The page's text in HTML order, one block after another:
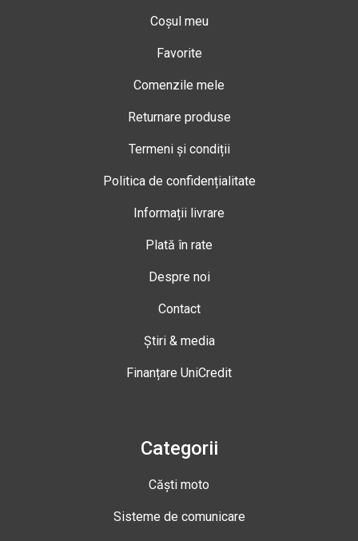
Coșul meu
Favorite
Comenzile mele
Returnare produse
Termeni și condiții
Politica de confidențialitate
Informații livrare
Plată în rate
Despre noi
Contact
Știri & media
Finanțare UniCredit
Categorii
Căști moto
Sisteme de comunicare